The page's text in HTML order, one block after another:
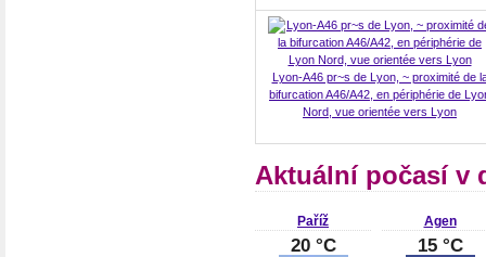
Lyon-A46 pr~s de Lyon, ~ proximité de
bifurcation A46/A42, en périphérie de
Nord, vue orientée vers Lyon
Aktuální počasí v
Paříž
20 °C
Agen
15 °C